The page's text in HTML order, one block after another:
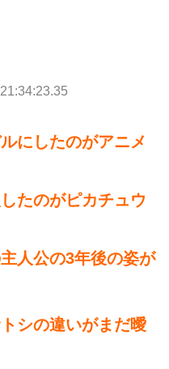
にしたのがアニメ
たのがピカチュウ
人公の3年後の姿が
シの違いがまだ曖